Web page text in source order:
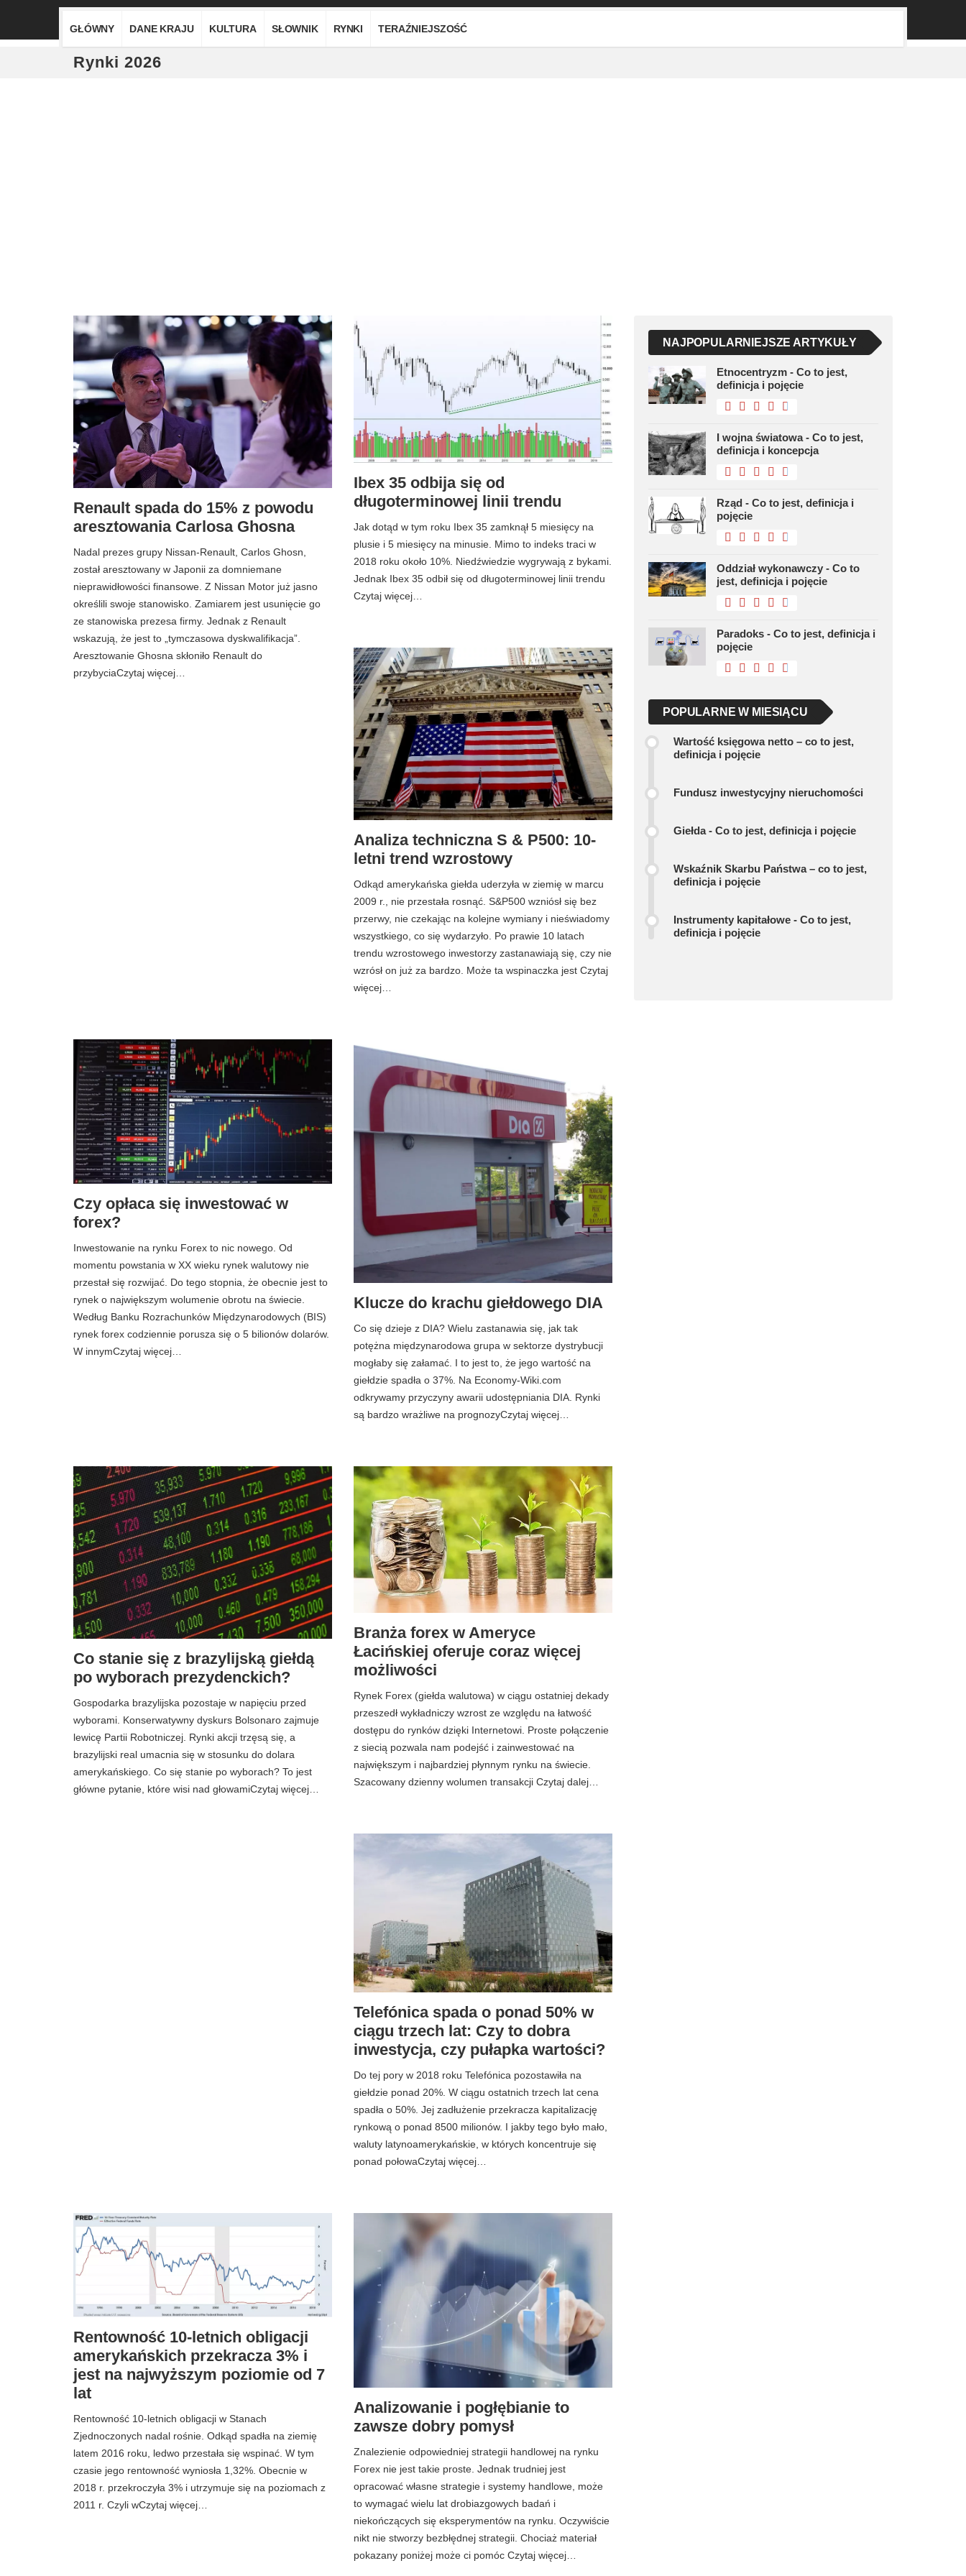
GŁÓWNY DANE KRAJU KULTURA SŁOWNIK RYNKI TERAŹNIEJSZOŚĆ
Rynki 2026
Renault spada do 15% z powodu
aresztowania Carlosa Ghosna
Nadal prezes grupy Nissan-Renault, Carlos Ghosn,
został aresztowany w Japonii za domniemane
nieprawidłowości finansowe. Z Nissan Motor już jasno
określili swoje stanowisko. Zamiarem jest usunięcie go
ze stanowiska prezesa firmy. Jednak z Renault
wskazują, że jest to „tymczasowa dyskwalifikacja”.
Aresztowanie Ghosna skłoniło Renault do
przybyciaCzytaj więcej…
Ibex 35 odbija się od
długoterminowej linii trendu
Jak dotąd w tym roku Ibex 35 zamknął 5 miesięcy na
plusie i 5 miesięcy na minusie. Mimo to indeks traci w
2018 roku około 10%. Niedźwiedzie wygrywają z bykami.
Jednak Ibex 35 odbił się od długoterminowej linii trendu
Czytaj więcej…
Analiza techniczna S & P500: 10-
letni trend wzrostowy
Odkąd amerykańska giełda uderzyła w ziemię w marcu
2009 r., nie przestała rosnąć. S&P500 wzniósł się bez
przerwy, nie czekając na kolejne wymiany i nieświadomy
wszystkiego, co się wydarzyło. Po prawie 10 latach
trendu wzrostowego inwestorzy zastanawiają się, czy nie
wzrósł on już za bardzo. Może ta wspinaczka jest Czytaj
więcej…
Czy opłaca się inwestować w
forex?
Inwestowanie na rynku Forex to nic nowego. Od
momentu powstania w XX wieku rynek walutowy nie
przestał się rozwijać. Do tego stopnia, że ​​obecnie jest to
rynek o największym wolumenie obrotu na świecie.
Według Banku Rozrachunków Międzynarodowych (BIS)
rynek forex codziennie porusza się o 5 bilionów dolarów.
W innymCzytaj więcej…
Klucze do krachu giełdowego DIA
Co się dzieje z DIA? Wielu zastanawia się, jak tak
potężna międzynarodowa grupa w sektorze dystrybucji
mogłaby się załamać. I to jest to, że jego wartość na
giełdzie spadła o 37%. Na Economy-Wiki.com
odkrywamy przyczyny awarii udostępniania DIA. Rynki
są bardzo wrażliwe na prognozyCzytaj więcej…
Co stanie się z brazylijską giełdą
po wyborach prezydenckich?
Gospodarka brazylijska pozostaje w napięciu przed
wyborami. Konserwatywny dyskurs Bolsonaro zajmuje
lewicę Partii Robotniczej. Rynki akcji trzęsą się, a
brazylijski real umacnia się w stosunku do dolara
amerykańskiego. Co się stanie po wyborach? To jest
główne pytanie, które wisi nad głowamiCzytaj więcej…
Branża forex w Ameryce
Łacińskiej oferuje coraz więcej
możliwości
Rynek Forex (giełda walutowa) w ciągu ostatniej dekady
przeszedł wykładniczy wzrost ze względu na łatwość
dostępu do rynków dzięki Internetowi. Proste połączenie
z siecią pozwala nam podejść i zainwestować na
największym i najbardziej płynnym rynku na świecie.
Szacowany dzienny wolumen transakcji Czytaj dalej…
Telefónica spada o ponad 50% w
ciągu trzech lat: Czy to dobra
inwestycja, czy pułapka wartości?
Do tej pory w 2018 roku Telefónica pozostawiła na
giełdzie ponad 20%. W ciągu ostatnich trzech lat cena
spadła o 50%. Jej zadłużenie przekracza kapitalizację
rynkową o ponad 8500 milionów. I jakby tego było mało,
waluty latynoamerykańskie, w których koncentruje się
ponad połowaCzytaj więcej…
Rentowność 10-letnich obligacji
amerykańskich przekracza 3% i
jest na najwyższym poziomie od 7
lat
Rentowność 10-letnich obligacji w Stanach
Zjednoczonych nadal rośnie. Odkąd spadła na ziemię
latem 2016 roku, ledwo przestała się wspinać. W tym
czasie jego rentowność wyniosła 1,32%. Obecnie w
2018 r. przekroczyła 3% i utrzymuje się na poziomach z
2011 r. Czyli wCzytaj więcej…
Analizowanie i pogłębianie to
zawsze dobry pomysł
Znalezienie odpowiedniej strategii handlowej na rynku
Forex nie jest takie proste. Jednak trudniej jest
opracować własne strategie i systemy handlowe, może
to wymagać wielu lat drobiazgowych badań i
niekończących się eksperymentów na rynku. Oczywiście
nikt nie stworzy bezbłędnej strategii. Chociaż materiał
pokazany poniżej może ci pomóc Czytaj więcej…
NAJPOPULARNIEJSZE ARTYKUŁY
Etnocentryzm - Co to jest,
definicja i pojęcie
I wojna światowa - Co to jest,
definicja i koncepcja
Rząd - Co to jest, definicja i
pojęcie
Oddział wykonawczy - Co to
jest, definicja i pojęcie
Paradoks - Co to jest, definicja i
pojęcie
POPULARNE W MIESIĄCU
Wartość księgowa netto – co to jest,
definicja i pojęcie
Fundusz inwestycyjny nieruchomości
Giełda - Co to jest, definicja i pojęcie
Wskaźnik Skarbu Państwa – co to jest,
definicja i pojęcie
Instrumenty kapitałowe - Co to jest,
definicja i pojęcie